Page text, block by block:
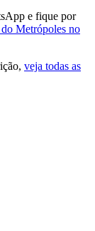
e fique por
Metrópoles no
veja todas as